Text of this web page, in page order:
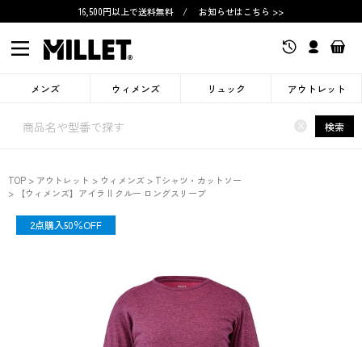
16,500円以上で送料無料 / お知らせはこちら >>
メンズ ウィメンズ リュック アウトレット
× 検索
TOP アウトレット ウィメンズ
Tシャツ・カットソー
【ウィメンズ】アイラ II クルー ロングスリーブ
OUTLET
2点購入50％OFF